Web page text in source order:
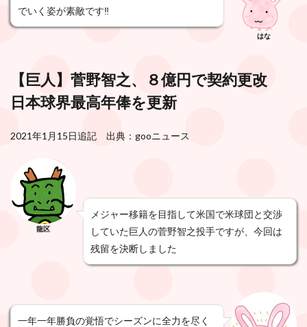
でいく姿が素敵です‼️
はな
【巨人】菅野智之、８億円で契約更改
日本球界最高年俸を更新
2021年1月15日追記 出典：gooニュース
龍区
メジャー移籍を目指して米国で米球団と交渉
していた巨人の菅野智之投手ですが、今回は
残留を決断しました
一年一年勝負の覚悟でシーズンに全力を尽く